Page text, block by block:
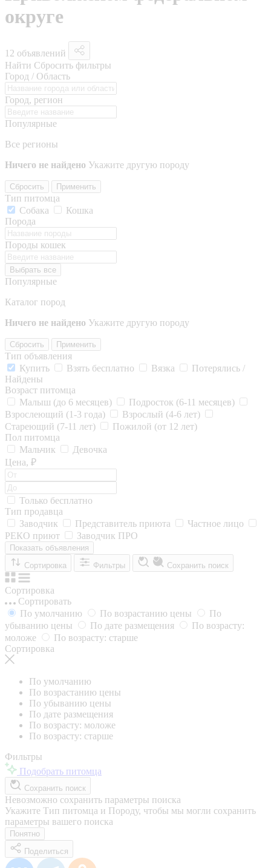
округе
12 объявлений
Найти Сбросить фильтры
Город / Область
Город, регион
Популярные
Все регионы
Ничего не найдено Укажите другую породу
Сбросить Применить
Тип питомца
Собака
Кошка
Порода
Породы кошек
Выбрать все
Популярные
Каталог пород
Ничего не найдено Укажите другую породу
Сбросить Применить
Тип объявления
Купить
Взять бесплатно Вязка
Потерялись /
Найдены
Возраст питомца
Малыш (до 6 месяцев)
Подросток (6-11 месяцев)
Взрослеющий (1-3 года)
Взрослый (4-6 лет)
Стареющий (7-11 лет)
Пожилой (от 12 лет)
Пол питомца
Мальчик
Девочка
Цена, ₽
Только бесплатно
Тип продавца
Заводчик
Представитель приюта
Частное лицо
РЕКО приют
Заводчик ПРО
Показать объявления
Сортировка
Фильтры Сохранить поиск
Сортировка
Сортировать
По умолчанию
По возрастанию цены
По
убыванию цены
По дате размещения
По возрасту:
моложе
По возрасту: старше
Сортировка
По умолчанию
По возрастанию цены
По убыванию цены
По дате размещения
По возрасту: моложе
По возрасту: старше
Фильтры
Подобрать питомца
Сохранить поиск
Невозможно сохранить параметры поиска
Укажите Тип питомца и Породу, чтобы мы могли сохранить
параметры вашего поиска
Понятно
Поделиться